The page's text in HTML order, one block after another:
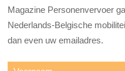
Magazine Personenvervoer
Nederlands-Belgische
dan even uw emailadres.